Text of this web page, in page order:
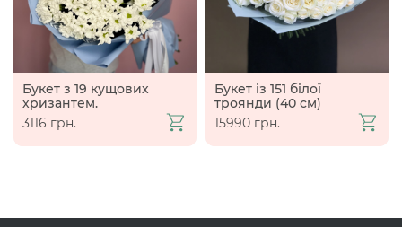
Букет з 19 кущових
хризантем.
3116 грн.
Букет із 151 білої
троянди (40 см)
15990 грн.